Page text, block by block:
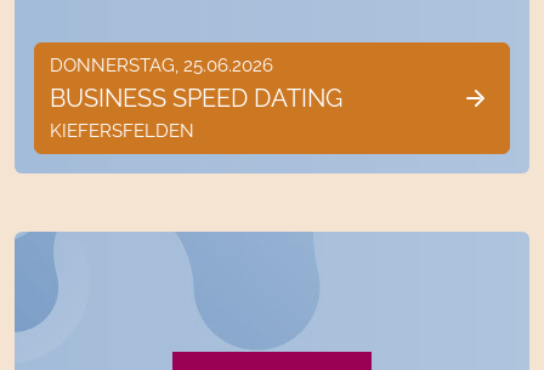
DONNERSTAG, 25.06.2026
BUSINESS SPEED DATING
KIEFERSFELDEN